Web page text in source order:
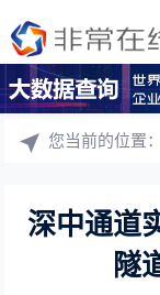
您当前的位置
深中通道
隧